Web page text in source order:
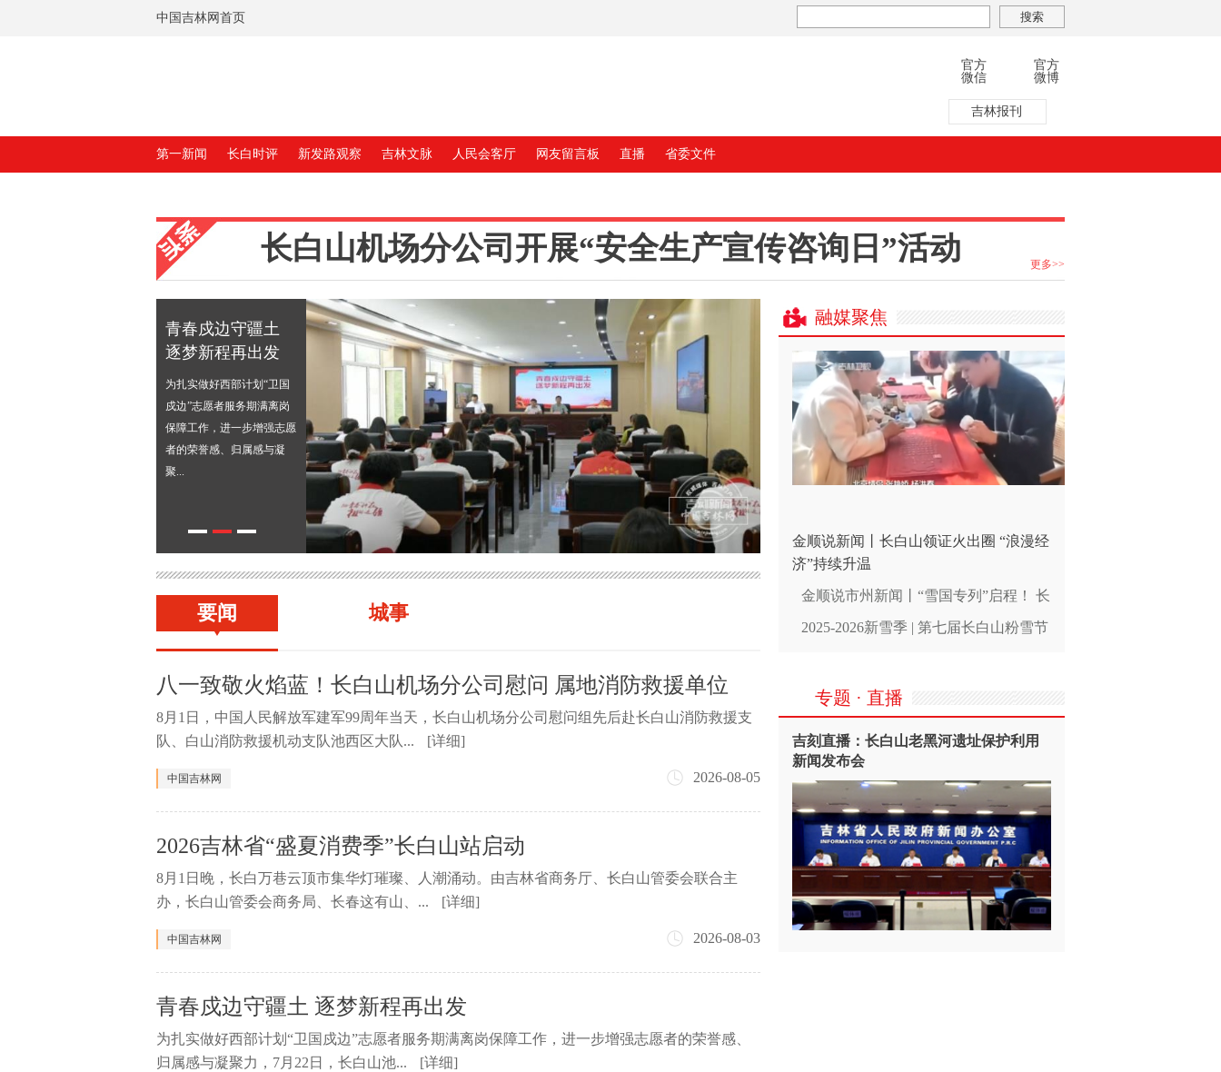
中国吉林网首页
官方
微博
官方
微信
吉林报刊
第一新闻 长白时评 新发路观察 吉林文脉 人民会客厅 网友留言板 直播 省委文件
长白山机场分公司开展“安全生产宣传咨询日”活动 更多>>
青春戍边守疆土
逐梦新程再出发
为扎实做好西部计划“卫国
戍边”志愿者服务期满离岗
保障工作，进一步增强志愿
者的荣誉感、归属感与凝
聚...
要闻 城事
八一致敬火焰蓝！长白山机场分公司慰问 属地消防救援单位
8月1日，中国人民解放军建军99周年当天，长白山机场分公司慰问组先后赴长白山消防救援支
队、白山消防救援机动支队池西区大队...
[详细]
中国吉林网 2026-08-05
2026吉林省“盛夏消费季”长白山站启动
8月1日晚，长白万巷云顶市集华灯璀璨、人潮涌动。由吉林省商务厅、长白山管委会联合主
办，长白山管委会商务局、长春这有山、...
[详细]
中国吉林网 2026-08-03
青春戍边守疆土 逐梦新程再出发
为扎实做好西部计划“卫国戍边”志愿者服务期满离岗保障工作，进一步增强志愿者的荣誉感、
归属感与凝聚力，7月22日，长白山池...
[详细]
融媒聚焦
金顺说新闻丨长白山领证火出圈 “浪漫经
济”持续升温
金顺说市州新闻丨“雪国专列”启程！ 长
白山直通查干湖 “东雪西冰”一线牵
2025-2026新雪季 | 第七届长白山粉雪节
专题 · 直播
吉刻直播：长白山老黑河遗址保护利用
新闻发布会